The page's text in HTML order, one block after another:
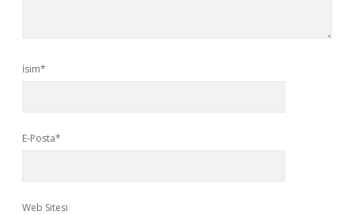
İsim*
E-Posta*
Web Sitesi